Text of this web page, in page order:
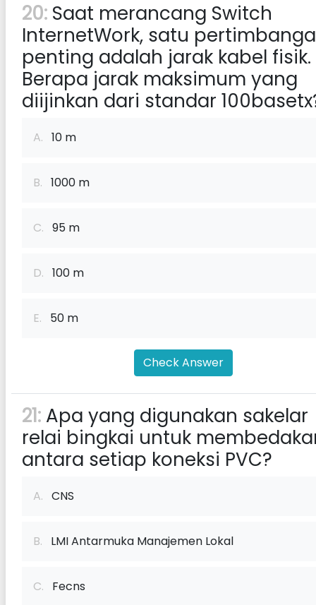
20: Saat merancang Switch
InternetWork, satu
penting adalah jarak kabel fisik.
Berapa jarak maksimum yang
diijinkan dari standar
A. 10 m
B. 1000 m
C. 95 m
D. 100 m
E. 50 m
Check Answer
21: Apa yang digunakan sakelar
relai bingkai untuk
antara setiap koneksi PVC?
A. CNS
B. LMI Antarmuka Manajemen Lokal
C. Fecns